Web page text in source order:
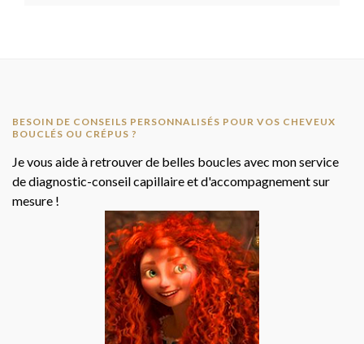
BESOIN DE CONSEILS PERSONNALISÉS POUR VOS CHEVEUX
BOUCLÉS OU CRÉPUS ?
Je vous aide à retrouver de belles boucles avec mon service
de diagnostic-conseil capillaire et d'accompagnement sur
mesure !